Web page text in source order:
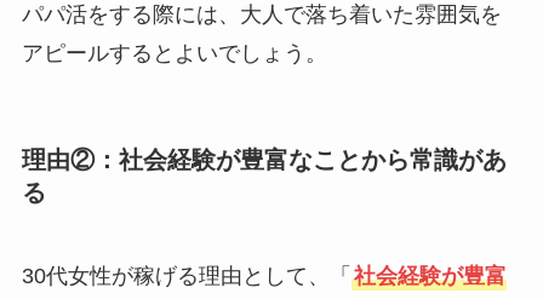
パパ活をする際には、大人で落ち着いた雰囲気を
アピールするとよいでしょう。
理由②：社会経験が豊富なことから常識があ
る
30代女性が稼げる理由として、「 社会経験が豊富